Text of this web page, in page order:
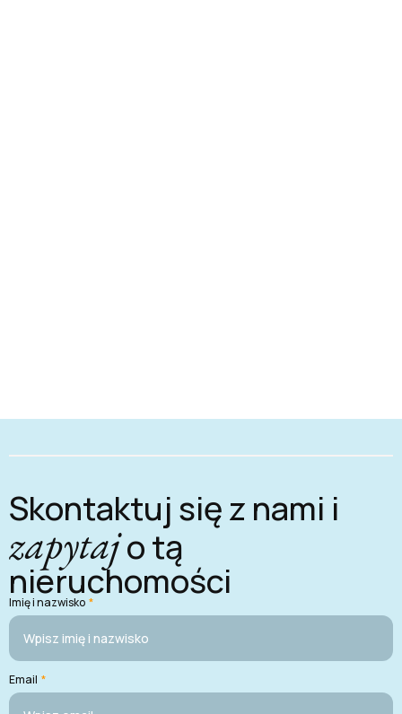
Skontaktuj się z nami i
zapytajo tą
nieruchomości
Imię i nazwisko *
Email *